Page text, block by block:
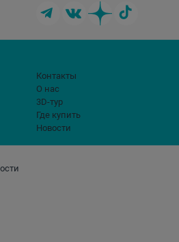
Контакты
О нас
3D-тур
Где купить
Новости